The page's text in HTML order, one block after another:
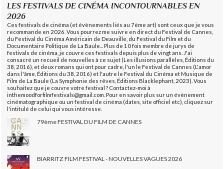
LES FESTIVALS DE CINÉMA INCONTOURNABLES EN
2026
Ces festivals de cinéma (et évènements liés au 7ème art) sont ceux que je vous
recommande en 2026. Vous pourrez me suivre en direct du Festival de Cannes,
du Festival du Cinéma Américain de Deauville, du Festival du Film et du
Documentaire Politique de La Baule... Plus de 10 fois membre de jurys de
festivals de cinéma, je couvre ces festivals depuis plus de vingt ans. J'ai
consacré un recueil de nouvelles à ce sujet (Les illusions parallèles, Éditions du
38, 2016), et deux romans qui ont pour cadre, l'un le Festival de Cannes (L'amor
dans l'âme, Éditions du 38, 2016) et l'autre le Festival du Cinéma et Musique de
Film de La Baule (La Symphonie des rêves, Éditions Blacklephant, 2023). Vous
souhaitez que je couvre votre festival ? Contactez-moi à
inthemoodforfilmfestivals@gmail.com. Pour en savoir plus sur un évènement
cinématographique ou un festival de cinéma (dates, site officiel etc), cliquez sur
l'intitulé de celui qui vous intéresse.
79ème FESTIVAL DU FILM DE CANNES
BIARRITZ FILM FESTIVAL - NOUVELLES VAGUES 2026